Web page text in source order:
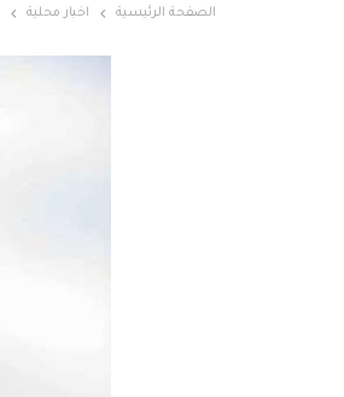
الصفحة الرئيسية اخبار محلية